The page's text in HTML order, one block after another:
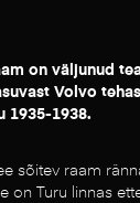
on väljunud
Volvo
1935-1938.
sõitev raam
on Turu linnas